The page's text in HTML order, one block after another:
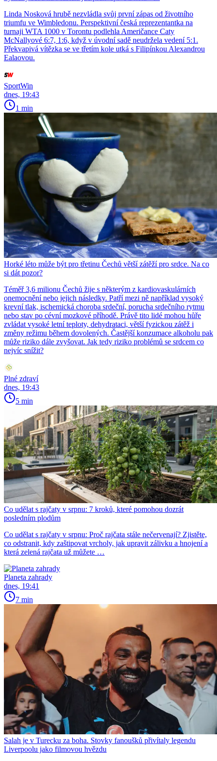
Linda Nosková hrubě nezvládla svůj první zápas od životního
triumfu ve Wimbledonu. Perspektivní česká reprezentantka na
turnaji WTA 1000 v Torontu podlehla Američance Caty
McNallyové 6:7, 1:6, když v úvodní sadě neudržela vedení 5:1.
Překvapivá vítězka se ve třetím kole utká s Filipínkou Alexandrou
Ealaovou.
SportWin
dnes, 19:43
1 min
Horké léto může být pro třetinu Čechů větší zátěží pro srdce. Na co
si dát pozor?
Téměř 3,6 milionu Čechů žije s některým z kardiovaskulárních
onemocnění nebo jejich následky. Patří mezi ně například vysoký
krevní tlak, ischemická choroba srdeční, porucha srdečního rytmu
nebo stav po cévní mozkové příhodě. Právě tito lidé mohou hůře
zvládat vysoké letní teploty, dehydrataci, větší fyzickou zátěž i
změny režimu během dovolených. Častější konzumace alkoholu pak
může riziko dále zvyšovat. Jak tedy riziko problémů se srdcem co
nejvíc snížit?
Plné zdraví
dnes, 19:43
5 min
Co udělat s rajčaty v srpnu: 7 kroků, které pomohou dozrát
posledním plodům
Co udělat s rajčaty v srpnu: Proč rajčata stále nečervenají? Zjistěte,
co odstranit, kdy zaštipovat vrcholy, jak upravit zálivku a hnojení a
která zelená rajčata už můžete …
Planeta zahrady
dnes, 19:41
7 min
Salah je v Turecku za boha. Stovky fanoušků přivítaly legendu
Liverpoolu jako filmovou hvězdu